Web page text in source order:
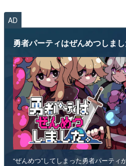
AD
勇者パーティはぜんめつしまし
“ぜんめつ”してしまった勇者パーティ